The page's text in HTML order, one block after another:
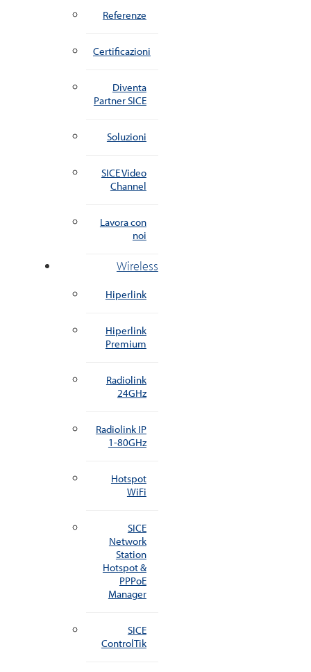
Referenze
Certificazioni
Diventa
Partner SICE
Soluzioni
SICE Video
Channel
Lavora con
noi
Wireless
Hiperlink
Hiperlink
Premium
Radiolink
24GHz
Radiolink IP
1-80GHz
Hotspot
WiFi
SICE
Network
Station
Hotspot &
PPPoE
Manager
SICE
ControlTik